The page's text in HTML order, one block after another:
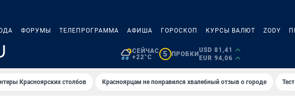
ФОРУМЫ ТЕЛЕПРОГРАММА АФИША ГОРОСКОП КУРСЫ ВАЛЮТ ZODY
СЕЙЧАС
+22°C
5 ПРОБКИ
USD 81,41
EUR 94,06
Красноярских столбов Красноярцам не понравился хвалебный отзыв о городе